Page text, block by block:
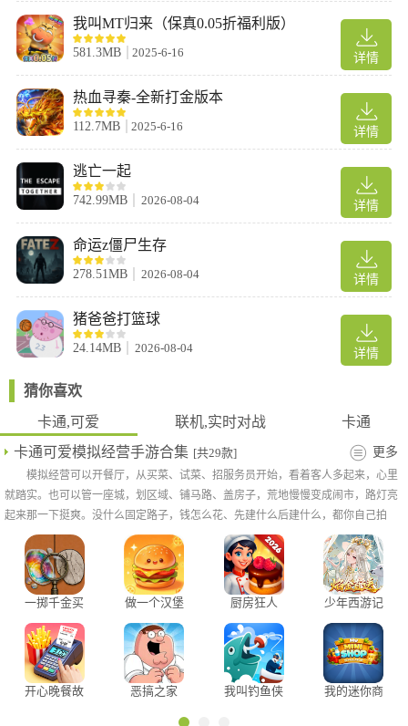
各种烹饪任务，享受团队合作的乐趣。
2、多样化厨房场景，机关挑战丰富
游戏设有多个独特厨房场景，如古色古香的江南水乡、神秘的妖怪
客栈等，每个场景都隐藏着不同的机关和挑战，考验玩家的厨房操
作技巧和应变能力。
3、丰富菜谱选择，满足不同口味需求
暴吵萌厨提供从传统包子、火锅到精致甜点的多样化菜品，每道菜
都有独特的制作方法和挑战，让玩家在烹饪中体验不同的美食文
化。
4、社交互动元素，增强游戏趣味性
游戏中不仅有烹饪任务，还有社交互动元素，如与好友分享成果、
点赞等，增强了游戏的趣味性和互动性。
手游攻略
1、玩家进入游戏之后会有一段剧情，咱们可以选择跳过。
2、进来之后可以看出游戏的玩法还是非常多的。
详情
我叫MT归来（保真0.05折福利版）
581.3MB 2025-6-16
详情
热血寻秦-全新打金版本
112.7MB 2025-6-16
详情
逃亡一起
742.99MB 2026-08-04
详情
命运z僵尸生存
278.51MB 2026-08-04
详情
猪爸爸打篮球
24.14MB 2026-08-04
猜你喜欢
卡通,可爱
联机,实时对战
卡通
卡通可爱模拟经营手游合集 [共29款] 更多
模拟经营可以开餐厅，从买菜、试菜、招服务员开始，看着客人多起来，心里
就踏实。也可以管一座城，划区域、铺马路、盖房子，荒地慢慢变成闹市，路灯亮
起来那一下挺爽。没什么固定路子，钱怎么花、先建什么后建什么，都你自己拍
板。折腾错了大不了重来。从零到有，看着自己搞出来的摊子一点点转起来，比赢
一局游戏带劲多了。
一掷千金买
做一个汉堡 厨房狂人
少年西游记
开心晚餐故
恶搞之家 我叫钓鱼侠
我的迷你商